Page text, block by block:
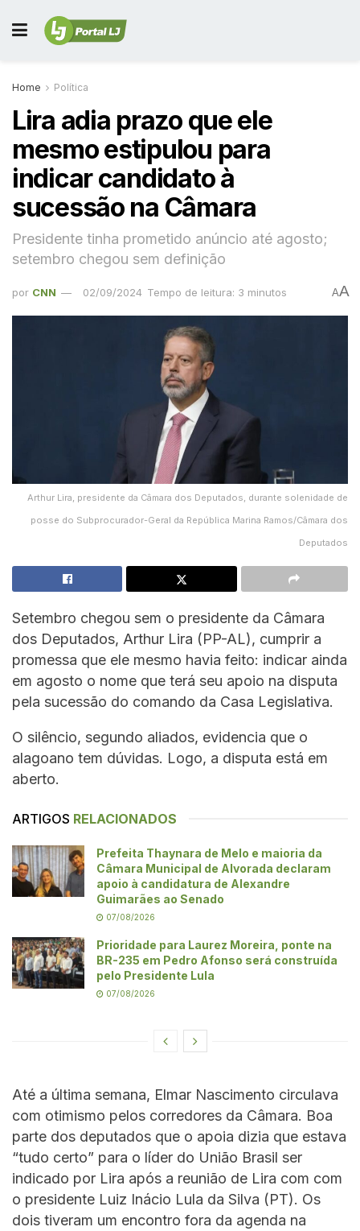
Home Política
Lira adia prazo que ele
mesmo estipulou para
indicar candidato à
sucessão na Câmara
Presidente tinha prometido anúncio até agosto;
setembro chegou sem definição
por CNN 02/09/2024 Tempo de leitura: 3 minutos AA
Arthur Lira, presidente da Câmara dos Deputados, durante solenidade de
posse do Subprocurador-Geral da República Marina Ramos/Câmara dos
Deputados
Setembro chegou sem o presidente da Câmara
dos Deputados, Arthur Lira (PP-AL), cumprir a
promessa que ele mesmo havia feito: indicar ainda
em agosto o nome que terá seu apoio na disputa
pela sucessão do comando da Casa Legislativa.
O silêncio, segundo aliados, evidencia que o
alagoano tem dúvidas. Logo, a disputa está em
aberto.
ARTIGOS RELACIONADOS
Prefeita Thaynara de Melo e maioria da
Câmara Municipal de Alvorada declaram
apoio à candidatura de Alexandre
Guimarães ao Senado
07/08/2026
Prioridade para Laurez Moreira, ponte na
BR-235 em Pedro Afonso será construída
pelo Presidente Lula
07/08/2026
Até a última semana, Elmar Nascimento circulava
com otimismo pelos corredores da Câmara. Boa
parte dos deputados que o apoia dizia que estava
“tudo certo” para o líder do União Brasil ser
indicado por Lira após a reunião de Lira com com
o presidente Luiz Inácio Lula da Silva (PT). Os
dois tiveram um encontro fora da agenda na